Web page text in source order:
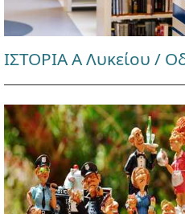
ΙΣΤΟΡΙΑ Α Λυκείου /